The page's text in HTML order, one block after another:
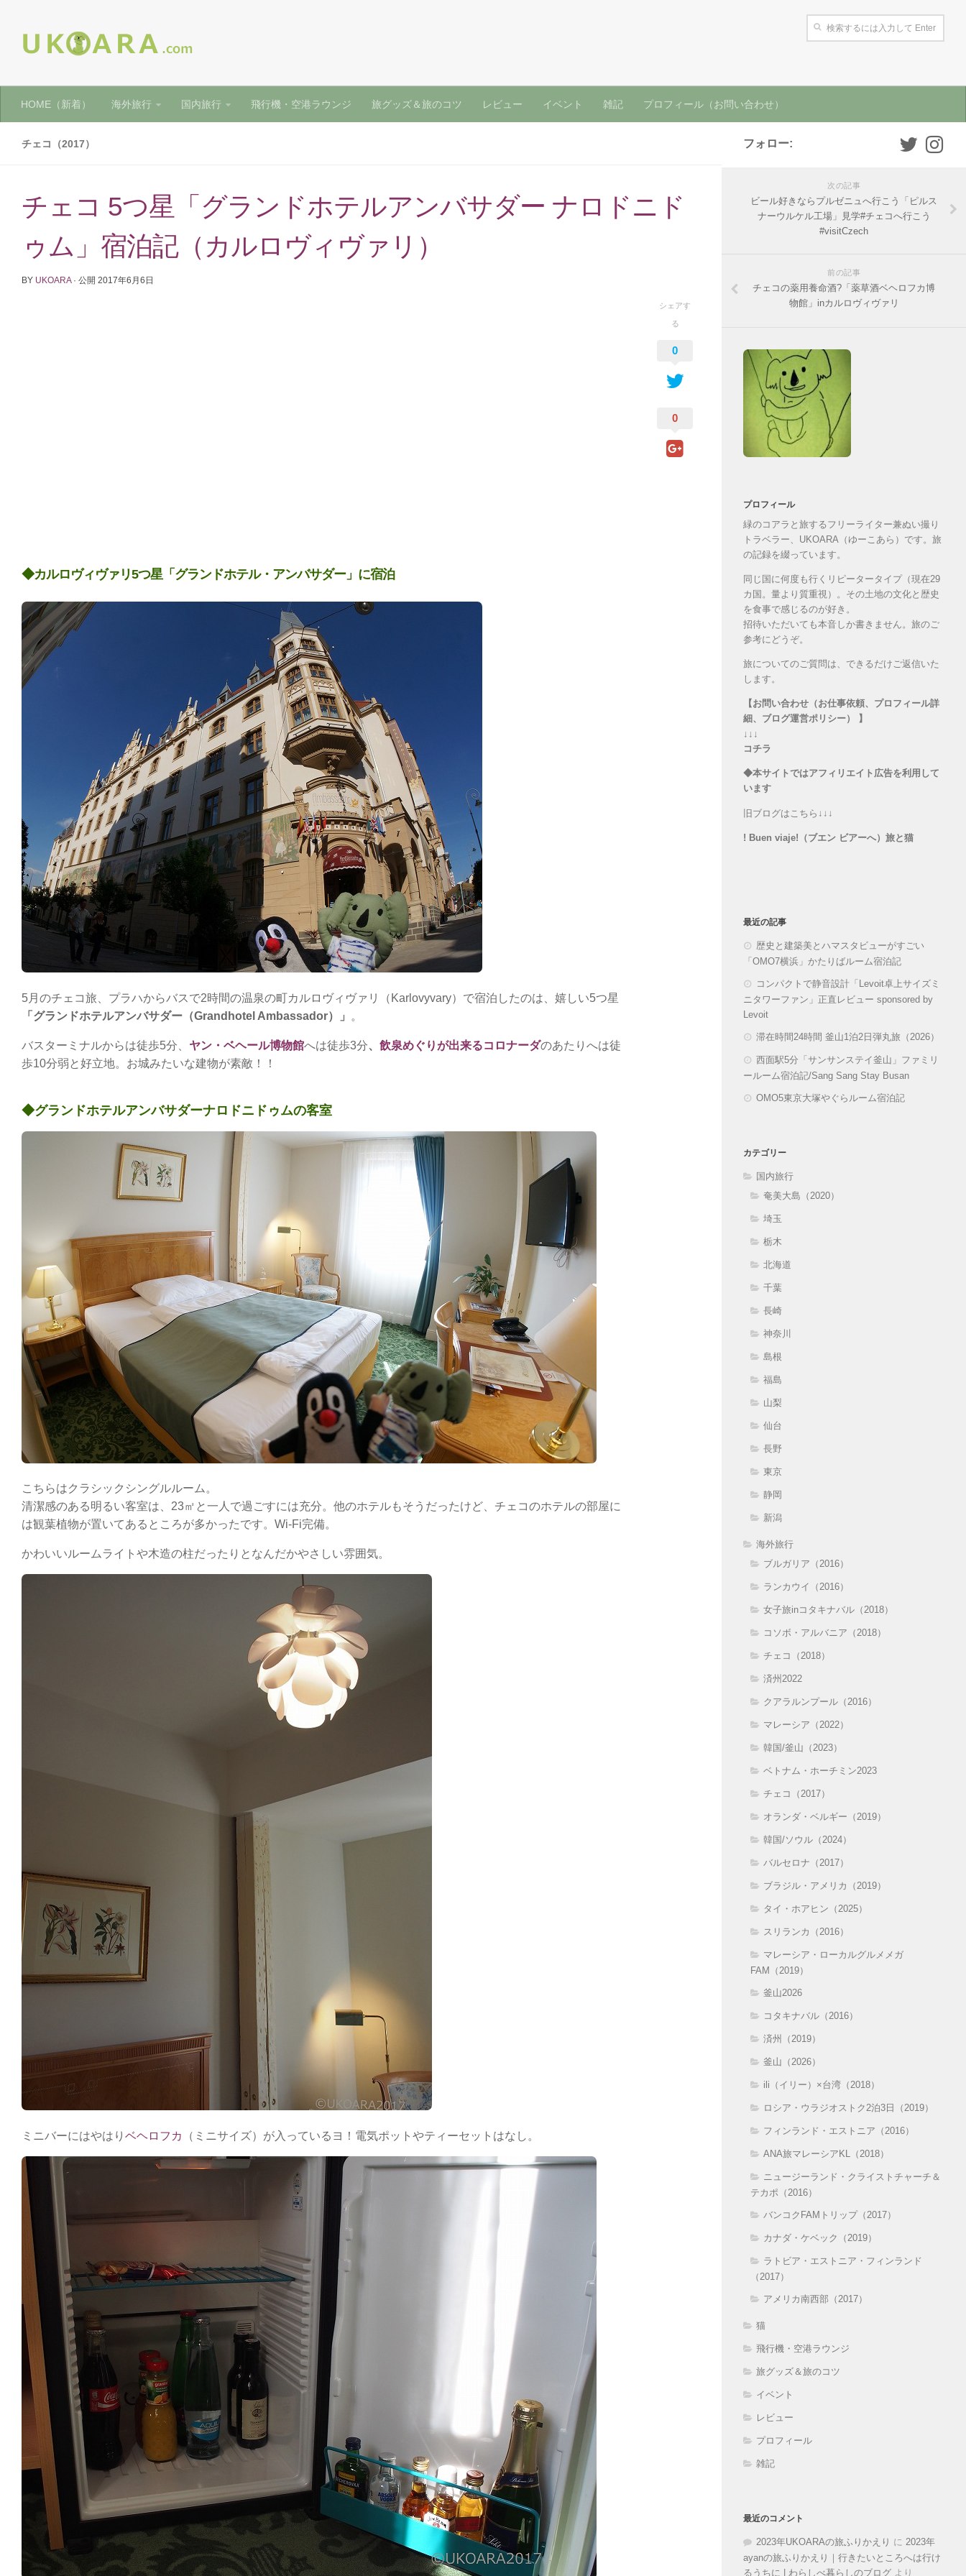
HOME（新着） 海外旅行 国内旅行 飛行機・空港ラウンジ 旅グッズ＆旅のコツ レビュー イベント 雑記 プロフィール（お問い合わせ）
チェコ（2017）
チェコ 5つ星「グランドホテルアンバサダー ナロドニド
ゥム」宿泊記（カルロヴィヴァリ）
BY UKOARA · 公開 2017年6月6日
◆カルロヴィヴァリ5つ星「グランドホテル・アンバサダー」に宿泊
5月のチェコ旅、プラハからバスで2時間の温泉の町カルロヴィヴァリ（Karlovyvary）で宿泊したのは、嬉しい5つ星
「グランドホテルアンバサダー（Grandhotel Ambassador）」
。
バスターミナルからは徒歩5分、 ヤン・ベヘール博物館へは徒歩3分、 飲泉めぐりが出来るコロナーダのあたりへは徒
歩10分弱と好立地。お城みたいな建物が素敵！！
◆グランドホテルアンバサダーナロドニドゥムの客室
こちらはクラシックシングルルーム。
清潔感のある明るい客室は、23㎡と一人で過ごすには充分。他のホテルもそうだったけど、チェコのホテルの部屋に
は観葉植物が置いてあるところが多かったです。Wi-Fi完備。
かわいいルームライトや木造の柱だったりとなんだかやさしい雰囲気。
ミニバーにはやはり ベヘロフカ （ミニサイズ）が入っているヨ！電気ポットやティーセットはなし。
シェアす
る
0
0
フォロー:
次の記事
ビール好きならプルゼニュへ行こう「ピルス
ナーウルケル工場」見学#チェコへ行こう
#visitCzech
前の記事
チェコの薬用養命酒?「薬草酒ベヘロフカ博
物館」inカルロヴィヴァリ
プロフィール
緑のコアラと旅するフリーライター兼ぬい撮り
トラベラー、UKOARA（ゆーこあら）です。旅
の記録を綴っています。
同じ国に何度も行くリピータータイプ（現在29
カ国。量より質重視）。その土地の文化と歴史
を食事で感じるのが好き。
招待いただいても本音しか書きません。旅のご
参考にどうぞ。
旅についてのご質問は、できるだけご返信いた
します。
【お問い合わせ（お仕事依頼、プロフィール詳
細、ブログ運営ポリシー） 】
↓↓↓
コチラ
◆本サイトではアフィリエイト広告を利用して
います
旧ブログはこちら↓↓↓
! Buen viaje!（ブエン ビアーへ）旅と猫
最近の記事
歴史と建築美とハマスタビューがすごい
「OMO7横浜」かたりばルーム宿泊記
コンパクトで静音設計「Levoit卓上サイズミ
ニタワーファン」正直レビュー sponsored by
Levoit
滞在時間24時間 釜山1泊2日弾丸旅（2026）
西面駅5分「サンサンステイ釜山」ファミリ
ールーム宿泊記/Sang Sang Stay Busan
OMO5東京大塚やぐらルーム宿泊記
カテゴリー
国内旅行
奄美大島（2020）
埼玉
栃木
北海道
千葉
長崎
神奈川
島根
福島
山梨
仙台
長野
東京
静岡
新潟
海外旅行
ブルガリア（2016）
ランカウイ（2016）
女子旅inコタキナバル（2018）
コソボ・アルバニア（2018）
チェコ（2018）
済州2022
クアラルンプール（2016）
マレーシア（2022）
韓国/釜山（2023）
ベトナム・ホーチミン2023
チェコ（2017）
オランダ・ベルギー（2019）
韓国/ソウル（2024）
バルセロナ（2017）
ブラジル・アメリカ（2019）
タイ・ホアヒン（2025）
スリランカ（2016）
マレーシア・ローカルグルメメガ
FAM（2019）
釜山2026
コタキナバル（2016）
済州（2019）
釜山（2026）
ili（イリー）×台湾（2018）
ロシア・ウラジオストク2泊3日（2019）
フィンランド・エストニア（2016）
ANA旅マレーシアKL（2018）
ニュージーランド・クライストチャーチ＆
テカポ（2016）
バンコクFAMトリップ（2017）
カナダ・ケベック（2019）
ラトビア・エストニア・フィンランド
（2017）
アメリカ南西部（2017）
猫
飛行機・空港ラウンジ
旅グッズ＆旅のコツ
イベント
レビュー
プロフィール
雑記
最近のコメント
2023年UKOARAの旅ふりかえり に 2023年
ayanの旅ふりかえり｜行きたいところへは行け
るうちに | わらしべ暮らしのブログ より